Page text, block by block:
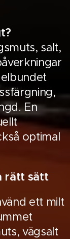
salt,
En
optimal
rätt sätt
ett milt
vägsalt